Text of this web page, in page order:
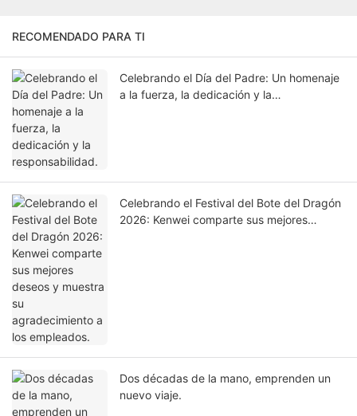
RECOMENDADO PARA TI
Celebrando el Día del Padre: Un homenaje
a la fuerza, la dedicación y la
Celebrando el Festival del Bote del Dragón
2026: Kenwei comparte sus mejores
Dos décadas de la mano, emprenden un
nuevo viaje.